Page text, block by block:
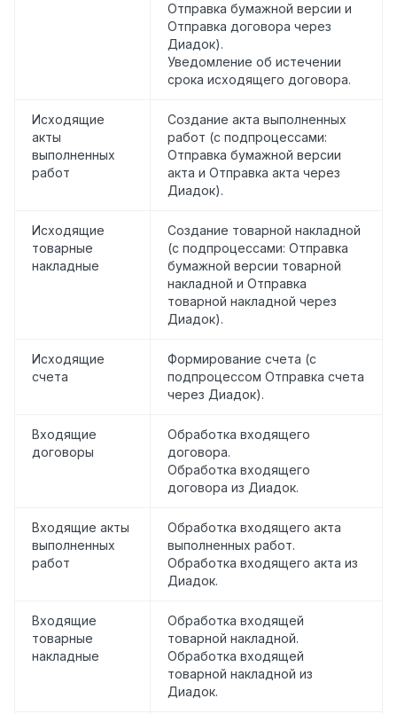
Отправка бумажной версии и
Отправка договора через
Диадок).
Уведомление об истечении
срока исходящего договора.
Исходящие
акты
выполненных
работ
Создание акта выполненных
работ (с подпроцессами:
Отправка бумажной версии
акта и Отправка акта через
Диадок).
Исходящие
товарные
накладные
Создание товарной накладной
(с подпроцессами: Отправка
бумажной версии товарной
накладной и Отправка
товарной накладной через
Диадок).
Исходящие
счета
Формирование счета (с
подпроцессом Отправка счета
через Диадок).
Входящие
договоры
Обработка входящего
договора.
Обработка входящего
договора из Диадок.
Входящие акты
выполненных
работ
Обработка входящего акта
выполненных работ.
Обработка входящего акта из
Диадок.
Входящие
товарные
накладные
Обработка входящей
товарной накладной.
Обработка входящей
товарной накладной из
Диадок.